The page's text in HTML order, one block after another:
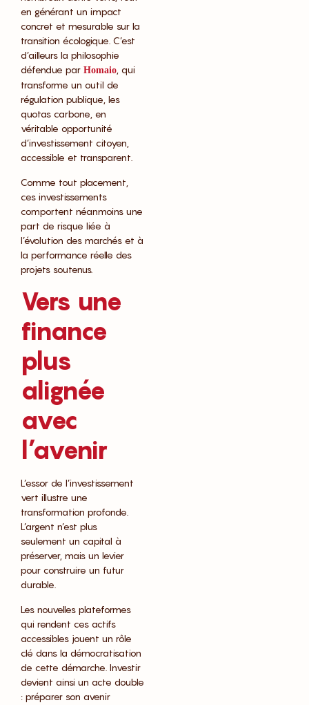
en générant un impact
concret et mesurable sur la
transition écologique. C’est
d’ailleurs la philosophie
défendue par Homaio , qui
transforme un outil de
régulation publique, les
quotas carbone, en
véritable opportunité
d’investissement citoyen,
accessible et transparent.
Comme tout placement,
ces investissements
comportent néanmoins une
part de risque liée à
l’évolution des marchés et à
la performance réelle des
projets soutenus.
Vers une
finance
plus
alignée
avec
l’avenir
L’essor de l’investissement
vert illustre une
transformation profonde.
L’argent n’est plus
seulement un capital à
préserver, mais un levier
pour construire un futur
durable.
Les nouvelles plateformes
qui rendent ces actifs
accessibles jouent un rôle
clé dans la démocratisation
de cette démarche. Investir
devient ainsi un acte double
: préparer son avenir